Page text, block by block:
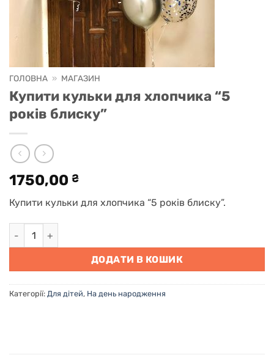
ГОЛОВНА » МАГАЗИН
Купити кульки для хлопчика “5
років блиску”
1750,00 ₴
Купити кульки для хлопчика “5 років блиску”.
Купити кульки для хлопчика "5 років блиску" кількість
ДОДАТИ В КОШИК
Категорії: Для дітей, На день народження